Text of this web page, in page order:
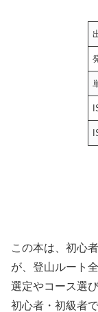
この本は、初心
が、登山ルート
選定やコース選
初心者・初級者